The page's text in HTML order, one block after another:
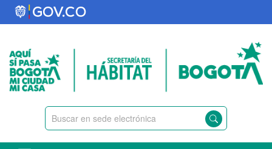
Pasar
al
principal